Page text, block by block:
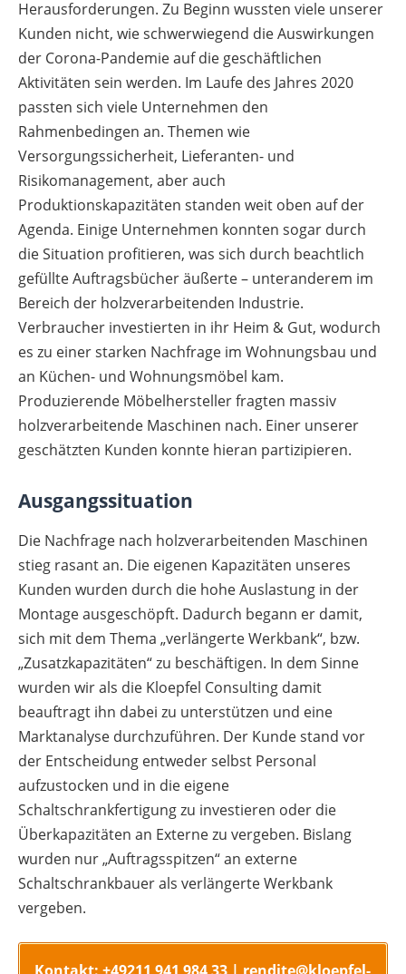
Herausforderungen. Zu Beginn wussten viele unserer
Kunden nicht, wie schwerwiegend die Auswirkungen
der Corona-Pandemie auf die geschäftlichen
Aktivitäten sein werden. Im Laufe des Jahres 2020
passten sich viele Unternehmen den
Rahmenbedingen an. Themen wie
Versorgungssicherheit, Lieferanten- und
Risikomanagement, aber auch
Produktionskapazitäten standen weit oben auf der
Agenda. Einige Unternehmen konnten sogar durch
die Situation profitieren, was sich durch beachtlich
gefüllte Auftragsbücher äußerte – unteranderem im
Bereich der holzverarbeitenden Industrie.
Verbraucher investierten in ihr Heim & Gut, wodurch
es zu einer starken Nachfrage im Wohnungsbau und
an Küchen- und Wohnungsmöbel kam.
Produzierende Möbelhersteller fragten massiv
holzverarbeitende Maschinen nach. Einer unserer
geschätzten Kunden konnte hieran partizipieren.
Ausgangssituation
Die Nachfrage nach holzverarbeitenden Maschinen
stieg rasant an. Die eigenen Kapazitäten unseres
Kunden wurden durch die hohe Auslastung in der
Montage ausgeschöpft. Dadurch begann er damit,
sich mit dem Thema „verlängerte Werkbank“, bzw.
„Zusatzkapazitäten“ zu beschäftigen. In dem Sinne
wurden wir als die Kloepfel Consulting damit
beauftragt ihn dabei zu unterstützen und eine
Marktanalyse durchzuführen. Der Kunde stand vor
der Entscheidung entweder selbst Personal
aufzustocken und in die eigene
Schaltschrankfertigung zu investieren oder die
Überkapazitäten an Externe zu vergeben. Bislang
wurden nur „Auftragsspitzen“ an externe
Schaltschrankbauer als verlängerte Werkbank
vergeben.